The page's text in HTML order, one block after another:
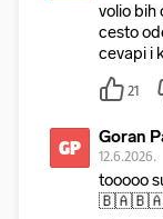
volio bih
cesto
cevapi i
21
GP Goran
12.6.2026.
tooooo